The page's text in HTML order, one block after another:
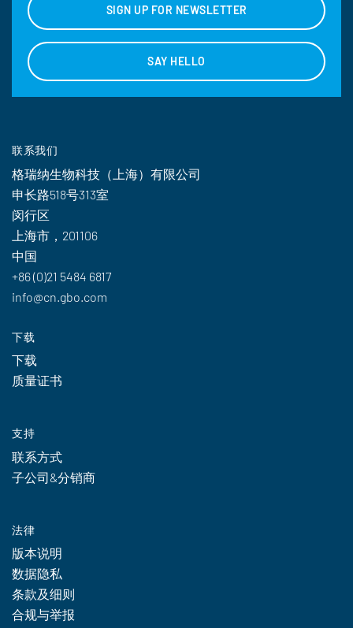
SIGN UP FOR NEWSLETTER
SAY HELLO
联系我们
格瑞纳生物科技（上海）有限公司
申长路518号313室
闵行区
上海市，201106
中国
+86 (0)21 5484 6817
info@cn.gbo.com
下载
下载
质量证书
支持
联系方式
子公司&分销商
法律
版本说明
数据隐私
条款及细则
合规与举报